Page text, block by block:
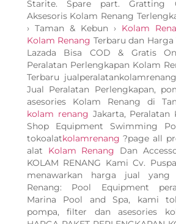
Starite. Spare part. Gratting
Aksesoris Kolam Renang
› Taman & Kebun ›Kolam
Kolam Renang Terbaru dan
Lazada Bisa COD & Gratis
Peralatan Perlengkapan Kolam
Terbaru
Jual Peralatan Perlengkapan,
asesories Kolam Renang di
kolam renang Jakarta, Peralatan
Shop Equipment Swimming
tokoalatkolamrenang ?page all
alat Kolam Renang Dan
KOLAM RENANG Kami Cv.
menawarkan harga jual yang
Renang: Pool Equipment
Marina Pool and Spa, kami
pompa, filter dan asesories